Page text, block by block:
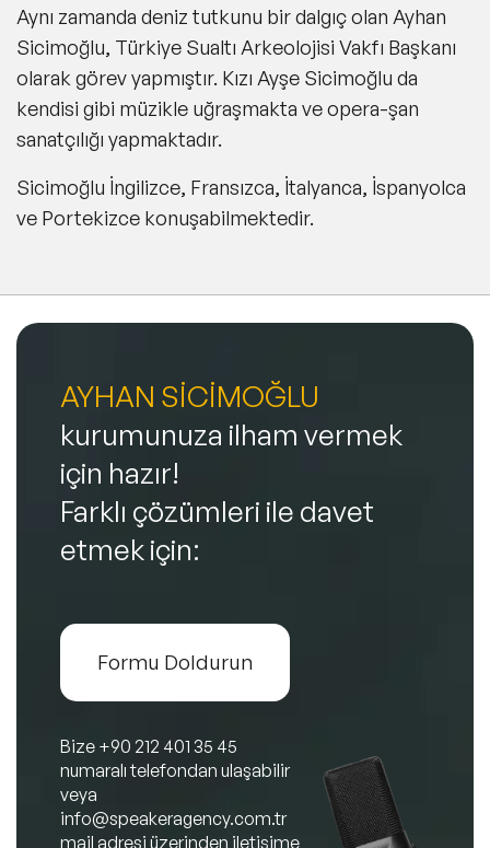
Aynı zamanda deniz tutkunu bir dalgıç olan Ayhan
Sicimoğlu, Türkiye Sualtı Arkeolojisi Vakfı Başkanı
olarak görev yapmıştır. Kızı Ayşe Sicimoğlu da
kendisi gibi müzikle uğraşmakta ve opera-şan
sanatçılığı yapmaktadır.
Sicimoğlu İngilizce, Fransızca, İtalyanca, İspanyolca
ve Portekizce konuşabilmektedir.
AYHAN SİCİMOĞLU
kurumunuza ilham vermek
için hazır!
Farklı çözümleri ile davet
etmek için:
Formu Doldurun
Bize +90 212 401 35 45
numaralı telefondan ulaşabilir
veya
info@speakeragency.com.tr
mail adresi üzerinden iletişime